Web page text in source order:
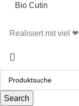
Bio Cutin
Realisiert mit viel
Search